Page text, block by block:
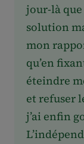
jour-là que
solution
mon
qu’en
éteindre
et refuser
j’ai enfin